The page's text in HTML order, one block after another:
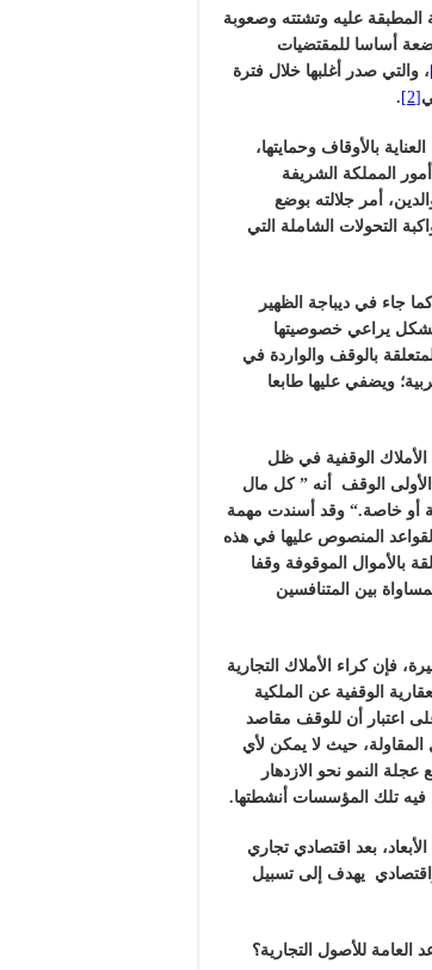
المطبقة عليه وتشتته وصعوبة
أساسا للمقتضيات
، والتي صدر أغلبها خلال فترة
[2]
.
بالأوقاف وحمايتها،
المملكة الشريفة
أمر جلالته بوضع
التحولات الشاملة التي
جاء في ديباجة الظهير
يراعي خصوصيتها
بالوقف والواردة في
ويضفي عليها طابعا
الوقفية في ظل
الأولى الوقف أنه ” كل مال
أو خاصة.
“ وقد أسندت مهمة
المنصوص عليها في هذه
بالأموال الموقوفة وقفا
بين المتنافسين
فإن كراء الأملاك التجارية
الوقفية عن الملكية
اعتبار أن للوقف مقاصد
حيث لا يمكن لأي
النمو نحو الازدهار
فيه تلك المؤسسات أنشطتها.
بعد اقتصادي تجاري
يهدف إلى تسبيل
للأصول التجارية؟